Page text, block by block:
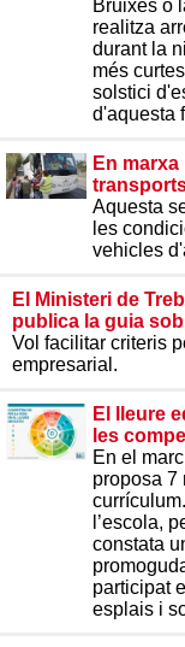
Bruixes o
realitza
durant la
més
solstici
d'aquesta
En
Aquesta
les
vehicles
El Ministeri de
publica la guia
Vol facilitar criteris
empresarial.
El lleure
les
En el
proposa 7
l’escola,
constata
participat
esplais i